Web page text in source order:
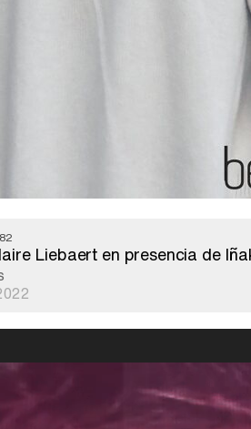
Liebaert en presencia de